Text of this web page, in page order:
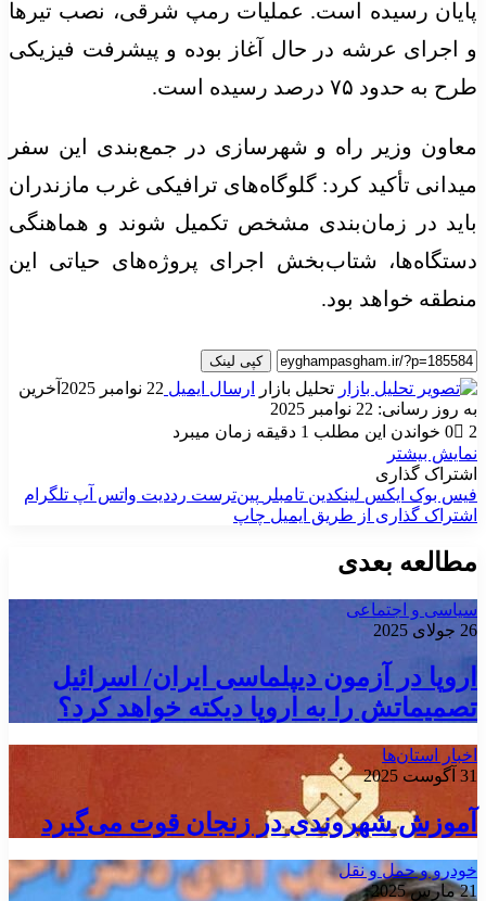
پایان رسیده است. عملیات رمپ شرقی، نصب تیرها
و اجرای عرشه در حال آغاز بوده و پیشرفت فیزیکی
طرح به حدود ۷۵ درصد رسیده است.
معاون وزیر راه و شهرسازی در جمع‌بندی این سفر
میدانی تأکید کرد: گلوگاه‌های ترافیکی غرب مازندران
باید در زمان‌بندی مشخص تکمیل شوند و هماهنگی
دستگاه‌ها، شتاب‌بخش اجرای پروژه‌های حیاتی این
منطقه خواهد بود.
کپی لینک
تحلیل بازار ارسال ایمیل 22 نوامبر 2025
آخرین
به روز رسانی: 22 نوامبر 2025
0
2
خواندن این مطلب 1 دقیقه زمان میبرد
نمایش بیشتر
اشتراک گذاری
فیس بوک ایکس لینکدین ‫تامبلر ‫پین‌ترست ‫رددیت واتس آپ تلگرام
اشتراک گذاری از طریق ایمیل چاپ
مطالعه بعدی
سیاسی و اجتماعی
26 جولای 2025
اروپا در آزمون دیپلماسی ایران/ اسرائیل
تصمیماتش را به اروپا دیکته خواهد کرد؟
اخبار استان‌ها
31 آگوست 2025
آموزش شهروندی در زنجان قوت می‌گیرد
خودرو و حمل و نقل
21 مارس 2025